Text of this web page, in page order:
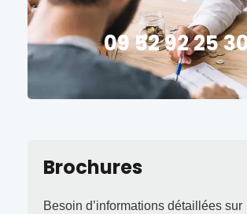
09 52 92 25
Brochures
Besoin d’informations détaillées sur